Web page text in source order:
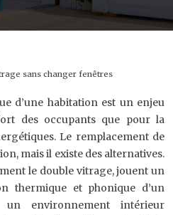
sans changer fenêtres
d’une habitation est un enjeu
des occupants que pour la
Le remplacement de
mais il existe des alternatives.
le double vitrage, jouent un
thermique et phonique d’un
environnement intérieur